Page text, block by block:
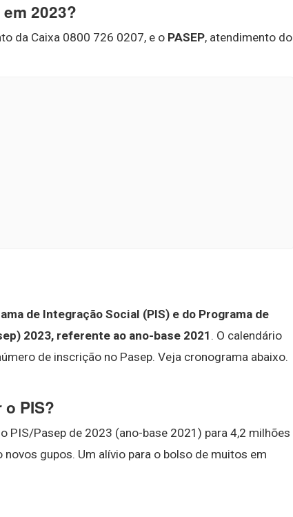
2023?
da Caixa 0800 726 0207, e o PASEP, atendimento do
de Integração Social (PIS) e do Programa de
2023, referente ao ano-base 2021 . O calendário
de inscrição no Pasep. Veja cronograma abaixo.
PIS?
PIS/Pasep de 2023 (ano-base 2021) para 4,2 milhões
novos gupos. Um alívio para o bolso de muitos em